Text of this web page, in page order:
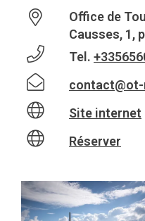
Office de
Causses, 1,
Tel.
Site internet
Réserver